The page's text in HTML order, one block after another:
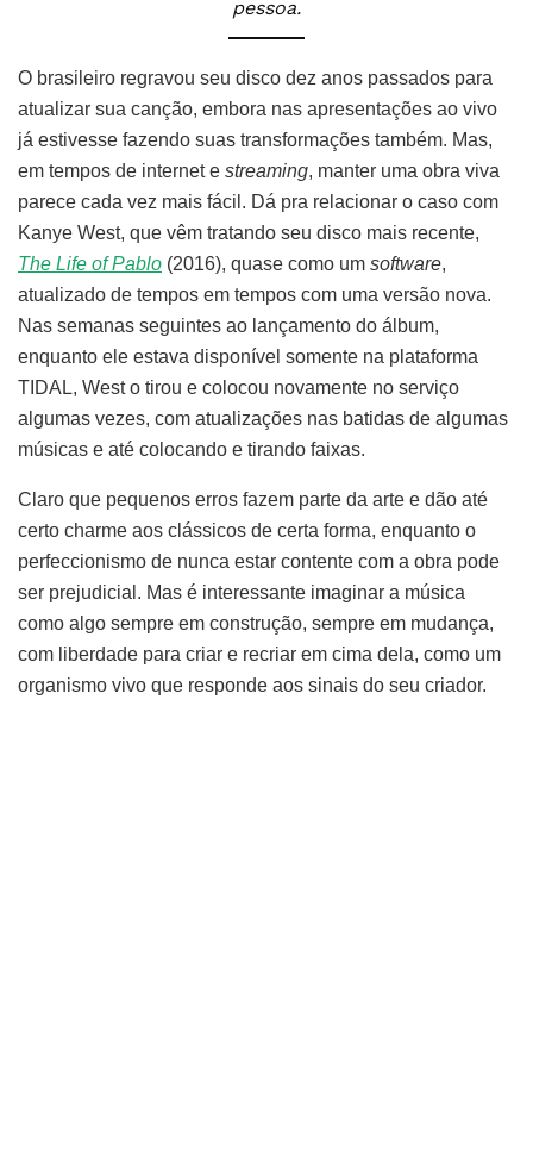
pessoa.
O brasileiro regravou seu disco dez anos passados para
atualizar sua canção, embora nas apresentações ao vivo
já estivesse fazendo suas transformações também. Mas,
em tempos de internet e streaming, manter uma obra viva
parece cada vez mais fácil. Dá pra relacionar o caso com
Kanye West, que vêm tratando seu disco mais recente,
The Life of Pablo (2016), quase como um software,
atualizado de tempos em tempos com uma versão nova.
Nas semanas seguintes ao lançamento do álbum,
enquanto ele estava disponível somente na plataforma
TIDAL, West o tirou e colocou novamente no serviço
algumas vezes, com atualizações nas batidas de algumas
músicas e até colocando e tirando faixas.
Claro que pequenos erros fazem parte da arte e dão até
certo charme aos clássicos de certa forma, enquanto o
perfeccionismo de nunca estar contente com a obra pode
ser prejudicial. Mas é interessante imaginar a música
como algo sempre em construção, sempre em mudança,
com liberdade para criar e recriar em cima dela, como um
organismo vivo que responde aos sinais do seu criador.